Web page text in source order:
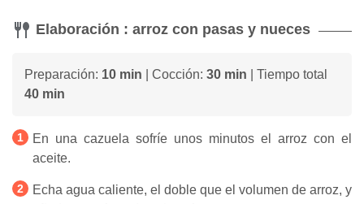
Elaboración : arroz con pasas y nueces
Preparación: 10 min | Cocción: 30 min | Tiempo total
40 min
En una cazuela sofríe unos minutos el arroz con el
aceite.
Echa agua caliente, el doble que el volumen de arroz, y